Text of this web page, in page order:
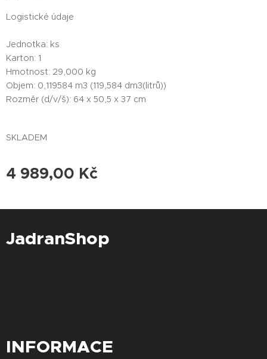
Logistické údaje
Jednotka: ks
Karton: 1
Hmotnost: 29,000 kg
Objem: 0,119584 m3 (119,584 dm3(litrů))
Rozměr (d/v/š): 64 x 50,5 x 37 cm
SKLADEM
4 989,00 Kč
JadranShop
INFORMACE